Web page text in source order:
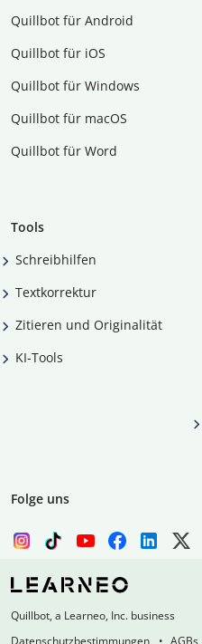
Quillbot für Android
Quillbot für iOS
Quillbot für Windows
Quillbot für macOS
Quillbot für Word
Tools
Schreibhilfen
Textkorrektur
Zitieren und Originalität
KI-Tools
Folge uns
Quillbot, a Learneo, Inc. business